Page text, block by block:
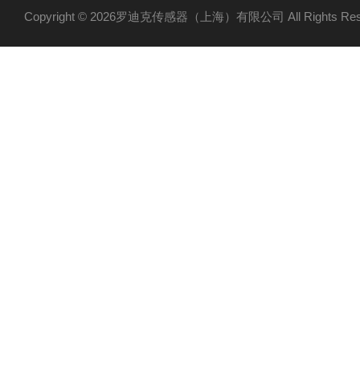
Copyright © 2026罗迪克传感器（上海）有限公司 All Rights